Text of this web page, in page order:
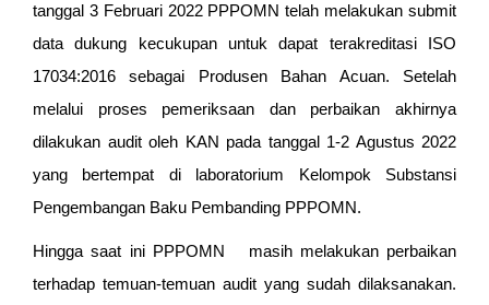
tanggal 3 Februari 2022 PPPOMN telah melakukan submit
data dukung kecukupan untuk dapat terakreditasi ISO
17034:2016 sebagai Produsen Bahan Acuan. Setelah
melalui proses pemeriksaan dan perbaikan akhirnya
dilakukan audit oleh KAN pada tanggal 1-2 Agustus 2022
yang bertempat di laboratorium Kelompok Substansi
Pengembangan Baku Pembanding PPPOMN.
Hingga saat ini PPPOMN masih melakukan perbaikan
terhadap temuan-temuan audit yang sudah dilaksanakan.